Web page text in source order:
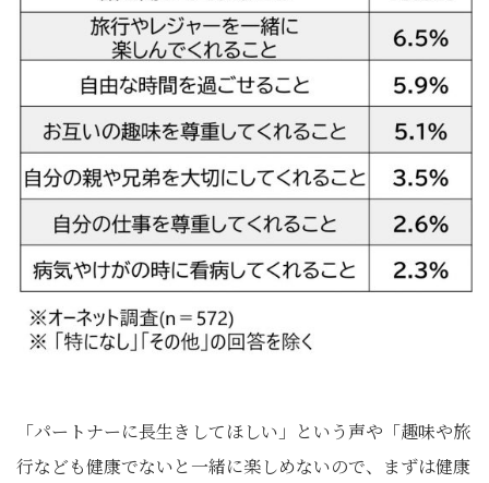
「パートナーに長生きしてほしい」という声や「趣味や旅
行なども健康でないと一緒に楽しめないので、まずは健康